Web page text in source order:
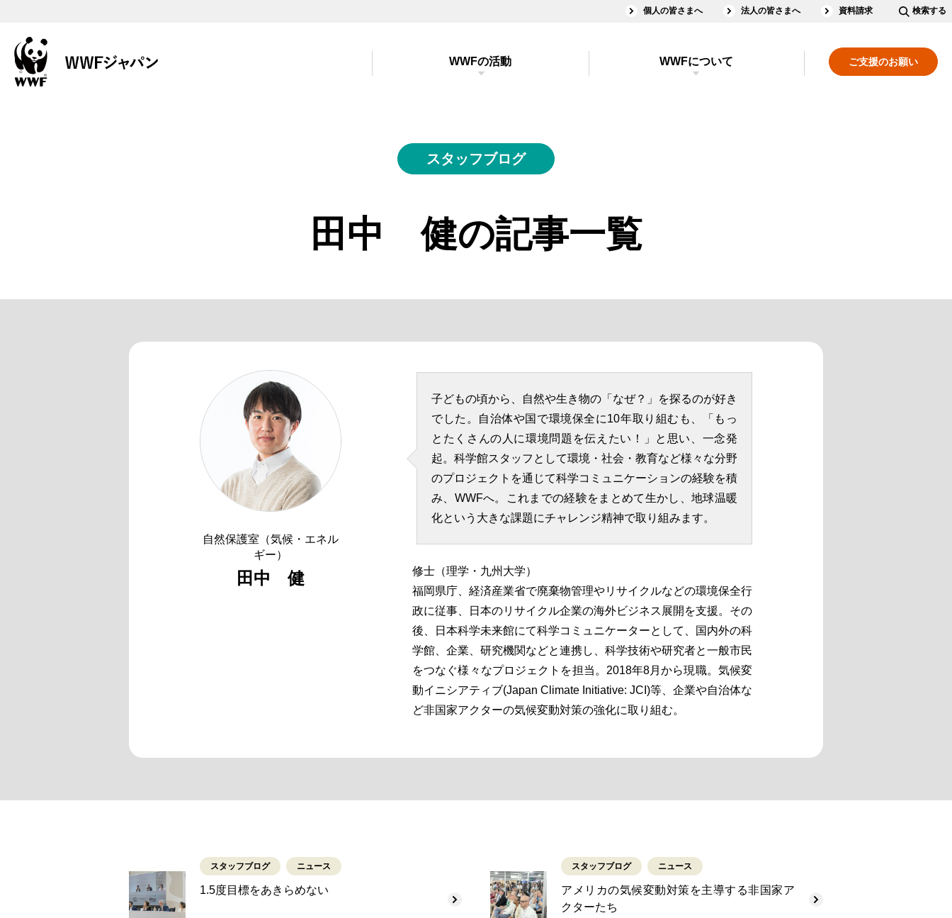
個人の皆さまへ 法人の皆さまへ 資料請求 検索する
ご支援のお願い
WWFの活動 WWFについて
スタッフブログ
田中 健の記事一覧
自然保護室（気候・エネル
ギー）
田中 健
子どもの頃から、自然や生き物の「なぜ？」を探るのが好き
でした。自治体や国で環境保全に10年取り組むも、「もっ
とたくさんの人に環境問題を伝えたい！」と思い、一念発
起。科学館スタッフとして環境・社会・教育など様々な分野
のプロジェクトを通じて科学コミュニケーションの経験を積
み、WWFへ。これまでの経験をまとめて生かし、地球温暖
化という大きな課題にチャレンジ精神で取り組みます。
修士（理学・九州大学）
福岡県庁、経済産業省で廃棄物管理やリサイクルなどの環境保全行
政に従事、日本のリサイクル企業の海外ビジネス展開を支援。その
後、日本科学未来館にて科学コミュニケーターとして、国内外の科
学館、企業、研究機関などと連携し、科学技術や研究者と一般市民
をつなぐ様々なプロジェクトを担当。2018年8月から現職。気候変
動イニシアティブ(Japan Climate Initiative: JCI)等、企業や自治体な
ど非国家アクターの気候変動対策の強化に取り組む。
スタッフブログ ニュース
1.5度目標をあきらめない
スタッフブログ ニュース
アメリカの気候変動対策を主導する非国家ア
クターたち